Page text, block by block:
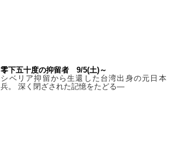
零下五十度の抑留者 9/5(土)～
シベリア抑留から生還した台湾出身の元日本
兵。 深く閉ざされた記憶をたどる—